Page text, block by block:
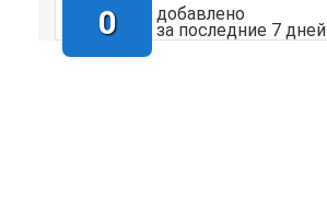
0 добавлено
за последние 7 дней